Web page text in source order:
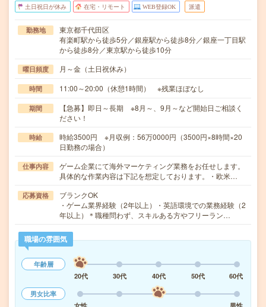
土日祝日が休み 在宅・リモート WEB登録OK 派遣
勤務地
東京都千代田区
有楽町駅から徒歩5分／銀座駅から徒歩8分／銀座一丁目駅
から徒歩8分／東京駅から徒歩10分
曜日頻度 月～金（土日祝休み）
時間 11:00～20:00（休憩1時間） ※残業ほぼなし
期間
【急募】即日～長期 ※8月～、9月～など開始日ご相談く
ださい！
時給
時給3500円 ※月収例：56万0000円（3500円×8時間×20
日勤務の場合）
仕事内容
ゲーム企業にて海外マーケティング業務をお任せします。
具体的な作業内容は下記を想定しております。・欧米…
応募資格
ブランクOK
・ゲーム業界経験（2年以上）・英語環境での業務経験（2
年以上）＊職種問わず、スキルある方やフリーラン…
職場の雰囲気
年齢層
20代
30代 40代 50代
60代
男女比率